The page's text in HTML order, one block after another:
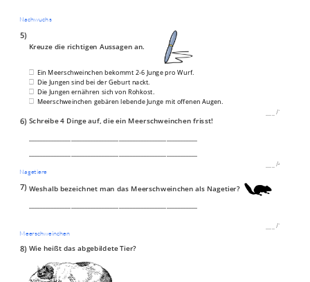
Nachwuchs
5)
Kreuze die richtigen Aussagen an.
Ein Meerschweinchen bekommt 2-6 Junge pro Wurf.
Die Jungen sind bei der Geburt nackt.
Die Jungen ernähren sich von Rohkost.
Meerschweinchen gebären lebende Junge mit offenen Augen.
/1P
6) Schreibe 4 Dinge auf, die ein Meerschweinchen frisst!
/4P
Nagetiere
7) Weshalb bezeichnet man das Meerschweinchen als Nagetier?
/1P
Meerschweinchen
8) Wie heißt das abgebildete Tier?